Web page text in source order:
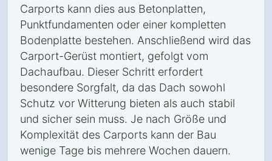
Carports kann dies aus Betonplatten,
Punktfundamenten oder einer kompletten
Bodenplatte bestehen. Anschließend wird das
Carport-Gerüst montiert, gefolgt vom
Dachaufbau. Dieser Schritt erfordert
besondere Sorgfalt, da das Dach sowohl
Schutz vor Witterung bieten als auch stabil
und sicher sein muss. Je nach Größe und
Komplexität des Carports kann der Bau
wenige Tage bis mehrere Wochen dauern.